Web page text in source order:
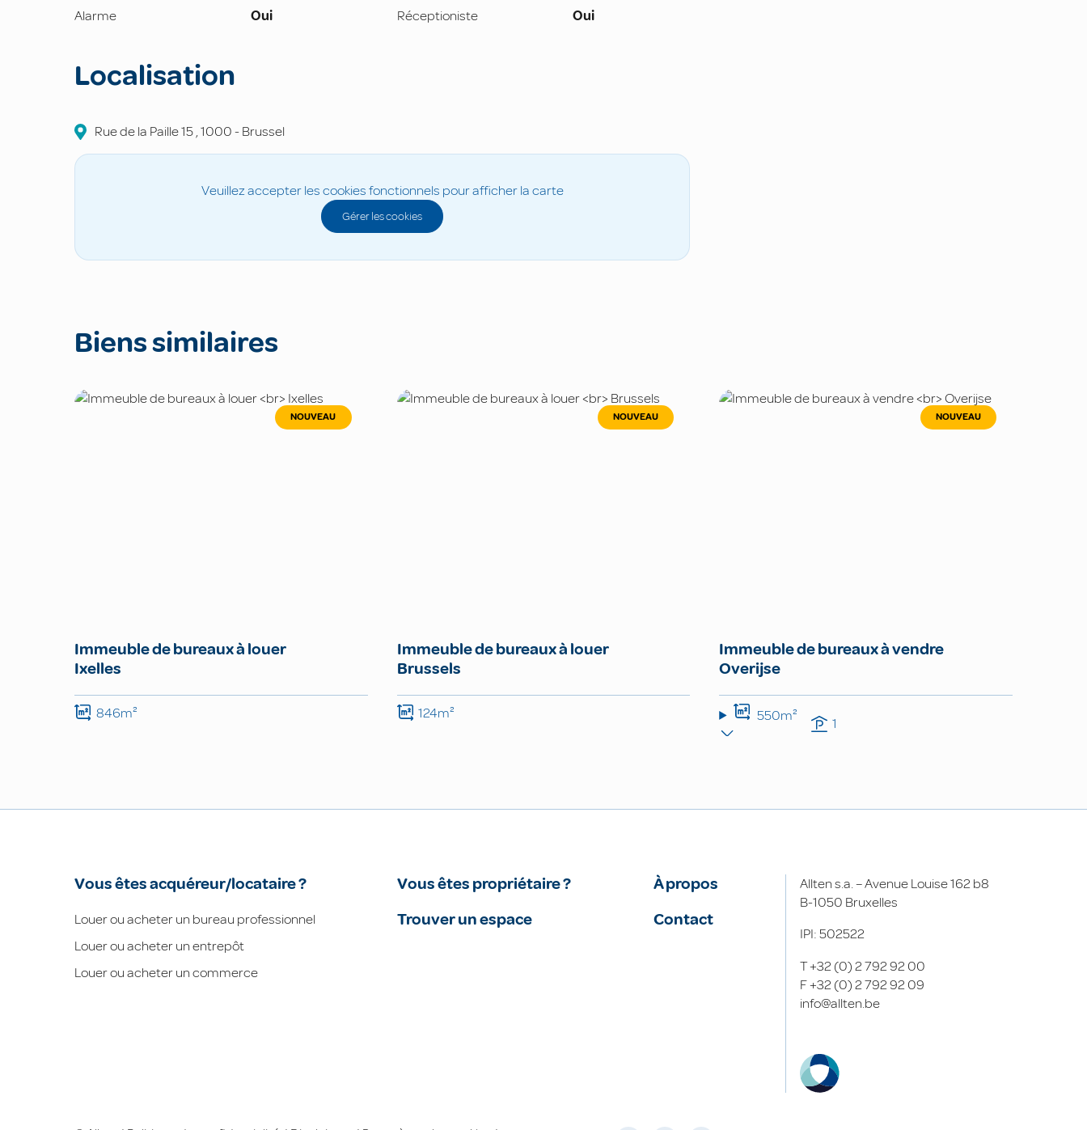
Alarme Oui Réceptioniste Oui
Localisation
Rue de la Paille15,1000-Brussel
Veuillez accepter les cookies fonctionnels pour afficher la carte
Gérer les cookies
Biens similaires
NOUVEAU
Immeuble de bureaux à louer
Ixelles
846m²
NOUVEAU
Immeuble de bureaux à louer
Brussels
124m²
NOUVEAU
Immeuble de bureaux à vendre
Overijse
550m² 1
Vous êtes acquéreur/locataire ?
Louer ou acheter un bureau professionnel
Louer ou acheter un entrepôt
Louer ou acheter un commerce
Vous êtes propriétaire ?
Trouver un espace
À propos
Contact
Allten s.a. – Avenue Louise 162 b8
B-1050 Bruxelles
IPI: 502522
T+32 (0) 2 792 92 00
F+32 (0) 2 792 92 09
info@allten.be